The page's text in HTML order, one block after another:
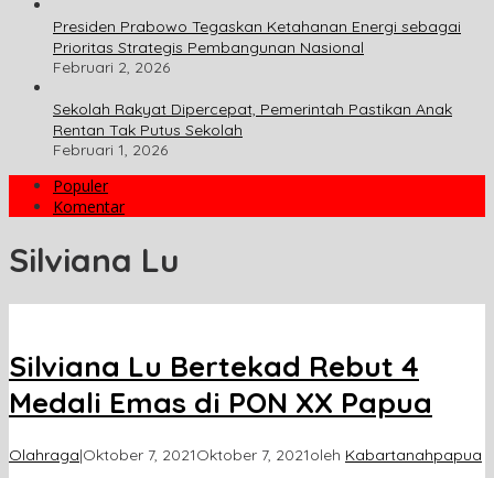
Presiden Prabowo Tegaskan Ketahanan Energi sebagai
Prioritas Strategis Pembangunan Nasional
Februari 2, 2026
Sekolah Rakyat Dipercepat, Pemerintah Pastikan Anak
Rentan Tak Putus Sekolah
Februari 1, 2026
Populer
Komentar
Silviana Lu
Silviana Lu Bertekad Rebut 4
Medali Emas di PON XX Papua
Olahraga|Oktober 7, 2021Oktober 7, 2021oleh Kabartanahpapua